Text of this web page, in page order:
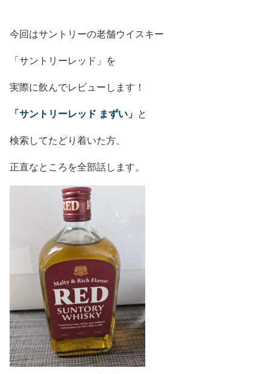
今回はサントリーの老舗ウイスキー
「サントリーレッド」を
実際に飲んでレビューします！
「サントリーレッド まずい」 と
検索してたどり着いた方、
正直なところを全部話します。